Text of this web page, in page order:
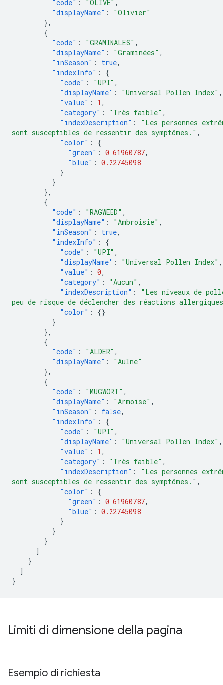
"code" : "OLIVE" ,
"displayName" :
"Olivier"
},
{
"code" : "GRAMINALES" ,
"displayName" : "Graminées" ,
"inSeason" : true,
"indexInfo" :
{
"code" : "UPI" ,
"displayName" : "Universal Pollen Index" ,
"value" : 1 ,
"category" : "Très faible" ,
"indexDescription" :
"Les personnes
sont susceptibles de ressentir des symptômes." ,
"color" :
{
"green" : 0.61960787,
"blue" : 0.22745098
}
}
},
{
"code" : "RAGWEED" ,
"displayName" : "Ambroisie" ,
"inSeason" : true,
"indexInfo" :
{
"code" : "UPI" ,
"displayName" : "Universal Pollen Index" ,
"value" : 0,
"category" : "Aucun" ,
"indexDescription" :
"Les niveaux de
peu de risque de déclencher des réactions
"color" :
{}
}
},
{
"code" : "ALDER" ,
"displayName" :
"Aulne"
},
{
"code" : "MUGWORT" ,
"displayName" : "Armoise" ,
"inSeason" : false,
"indexInfo" :
{
"code" : "UPI" ,
"displayName" : "Universal Pollen Index" ,
"value" : 1 ,
"category" : "Très faible" ,
"indexDescription" :
"Les personnes
sont susceptibles de ressentir des symptômes." ,
"color" :
{
"green" : 0.61960787,
"blue" : 0.22745098
}
}
}
]
}
]
}
Limiti di dimensione della pagina
Esempio di richiesta